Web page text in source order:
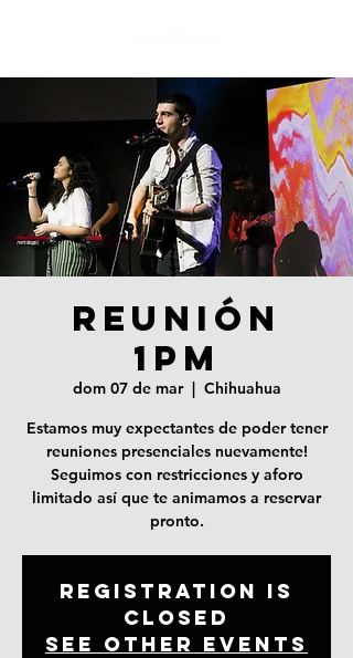
REUNIÓN
1PM
dom 07 de mar
  |
Chihuahua
Estamos muy expectantes de poder tener
reuniones presenciales nuevamente!
Seguimos con restricciones y aforo
limitado así que te animamos a reservar
pronto.
Registration is
Closed
See other events